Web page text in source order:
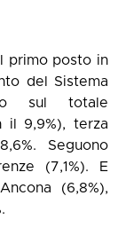
primo posto in
del Sistema
sul totale
il 9,9%), terza
Seguono
(7,1%). E
(6,8%),